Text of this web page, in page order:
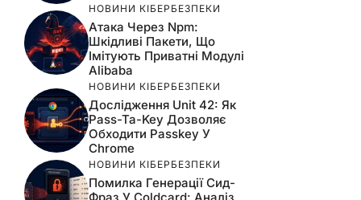
НОВИНИ КІБЕРБЕЗПЕКИ
Атака Через Npm:
Шкідливі Пакети, Що
Імітують Приватні Модулі
Alibaba
НОВИНИ КІБЕРБЕЗПЕКИ
Дослідження Unit 42: Як
Pass-Ta-Key Дозволяє
Обходити Passkey У
Chrome
НОВИНИ КІБЕРБЕЗПЕКИ
Помилка Генерації Сид-